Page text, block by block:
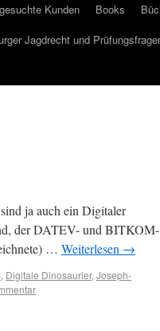
Kunden Books
Jagdrecht und
ja auch ein Digitaler
der DATEV- und BITKOM-
… Weiterlesen →
, Digitale Dinosaurier, Joseph-